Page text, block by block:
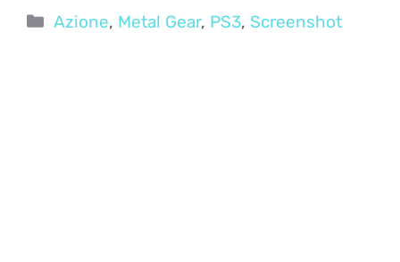
Categorie
Azione, Metal Gear, PS3, Screenshot